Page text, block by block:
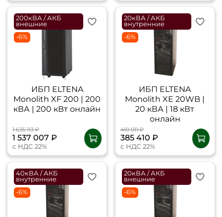
200кВА / АКБ
внешние
-6%
ИБП ELTENA
Monolith XF 200 | 200
кВА | 200 кВт онлайн
1 635 113 ₽
1 537 007 ₽
с НДС 22%
20кВА / АКБ
внутренние
-6%
ИБП ELTENA
Monolith XE 20WB |
20 кВА | 18 кВт
онлайн
410 011 ₽
385 410 ₽
с НДС 22%
40кВА / АКБ
внутренние
-6%
20кВА / АКБ
внешние
-6%